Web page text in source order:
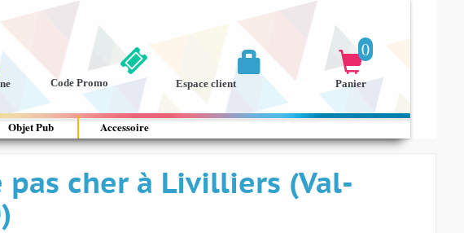
0

Panier

Espace client
Code Promo
Objet Pub Accessoire
cher à Livilliers (Val-